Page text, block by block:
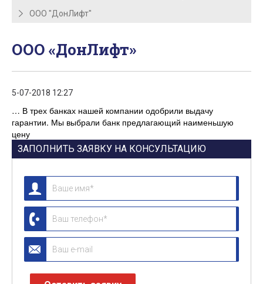
ООО "ДонЛифт"
ООО «ДонЛифт»
5-07-2018 12:27
… В трех банках нашей компании одобрили выдачу
гарантии. Мы выбрали банк предлагающий наименьшую
цену
ЗАПОЛНИТЬ ЗАЯВКУ НА КОНСУЛЬТАЦИЮ